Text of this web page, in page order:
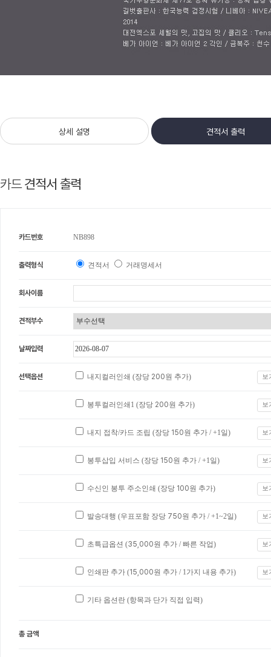
상세 설명 견적서 출력
카드견적서 출력
카드번호 NB898
출력형식 견적서 거래명세서
회사이름
견적부수
날짜입력
선택옵션 내지컬러인쇄 (장당 200원 추가) 보
봉투컬러인쇄1 (장당 200원 추가) 보
내지 접착/카드 조립 (장당 150원 추가 / +1일) 보
봉투삽입 서비스 (장당 150원 추가 / +1일) 보
수신인 봉투 주소인쇄 (장당 100원 추가) 보
발송대행 (우표포함 장당 750원 추가 / +1~2일) 보
초특급옵션 (35,000원 추가 / 빠른 작업) 보
인쇄판 추가 (15,000원 추가 / 1가지 내용 추가) 보
기타 옵션란 (항목과 단가 직접 입력)
총 금액